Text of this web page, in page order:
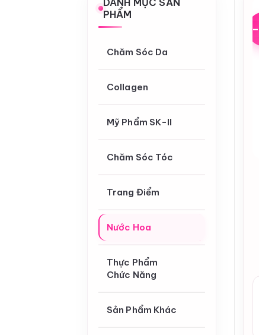
DANH MỤC SẢN
PHẨM
Chăm Sóc Da
Collagen
Mỹ Phẩm SK-II
Chăm Sóc Tóc
Trang Điểm
Nước Hoa
Thực Phẩm
Chức Năng
Sản Phẩm Khác